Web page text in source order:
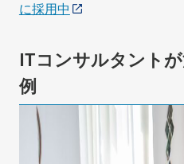
に採用中
ITコンサルタント
例